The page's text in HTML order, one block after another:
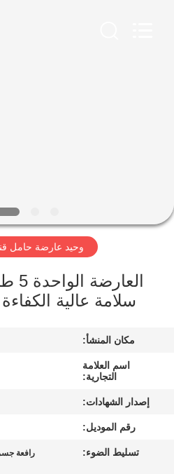
عنا
المعمل
مراقبة
الجودة
وحيد عارضة حامل
سلامة عالية
مكان المنشأ:
اسم العلامة
التجارية:
إصدار الشهادات:
رقم الموديل:
تسليط الضوء: رافعة